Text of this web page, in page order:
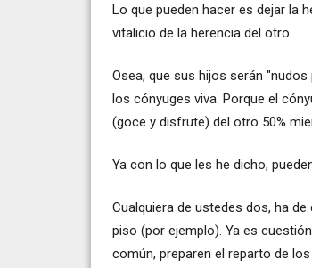
Lo que pueden hacer es dejar la
vitalicio de la herencia del otro.
Osea, que sus hijos serán
los cónyuges viva. Porque el
(goce y disfrute) del otro 50%
Ya con lo que les he dicho,
Cualquiera de ustedes dos, ha
piso (por ejemplo). Ya es
común, preparen el reparto de